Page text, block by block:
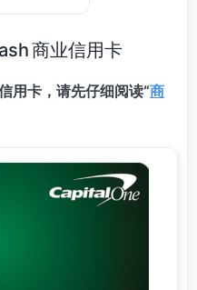
商业信用卡
用卡，请先仔细阅读“商